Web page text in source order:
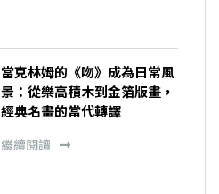
當克林姆的《吻》成為日常風
景：從樂高積木到金箔版畫，
經典名畫的當代轉譯
繼續閱讀